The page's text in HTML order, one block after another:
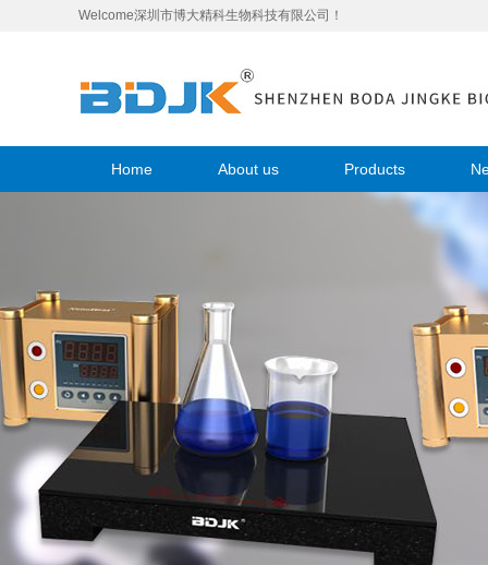
Welcome深圳市博大精科生物科技有限公司！
Home About us Products